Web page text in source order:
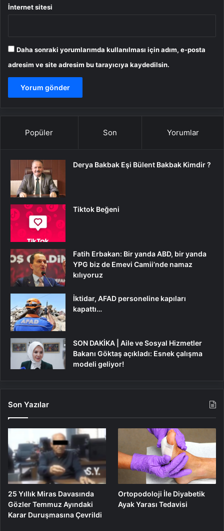
İnternet sitesi
Daha sonraki yorumlarımda kullanılması için adım, e-posta
adresim ve site adresim bu tarayıcıya kaydedilsin.
Popüler Son Yorumlar
Derya Bakbak Eşi Bülent Bakbak Kimdir ?
Tiktok Beğeni
Fatih Erbakan: Bir yanda ABD, bir yanda
YPG biz de Emevi Camii’nde namaz
kılıyoruz
İktidar, AFAD personeline kapıları
kapattı…
SON DAKİKA | Aile ve Sosyal Hizmetler
Bakanı Göktaş açıkladı: Esnek çalışma
modeli geliyor!
Son Yazılar
25 Yıllık Miras Davasında
Gözler Temmuz Ayındaki
Karar Duruşmasına Çevrildi
Ortopodoloji İle Diyabetik
Ayak Yarası Tedavisi